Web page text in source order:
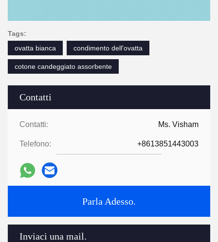
Contatti
Contatti: Ms. Visham
Telefono: +8613851443003
Parla Adesso.
Inviaci una mail.
Tags:
ovatta bianca
condimento dell'ovatta
cotone candeggiato assorbente